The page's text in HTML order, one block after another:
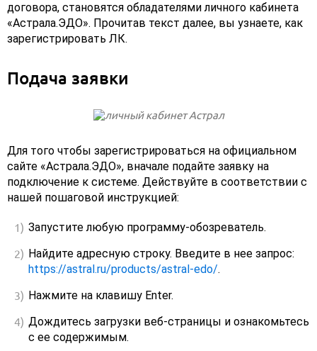
договора, становятся обладателями личного кабинета
«Астрала.ЭДО». Прочитав текст далее, вы узнаете, как
зарегистрировать ЛК.
Подача заявки
Для того чтобы зарегистрироваться на официальном
сайте «Астрала.ЭДО», вначале подайте заявку на
подключение к системе. Действуйте в соответствии с
нашей пошаговой инструкцией:
Запустите любую программу-обозреватель.
Найдите адресную строку. Введите в нее запрос:
https://astral.ru/products/astral-edo/.
Нажмите на клавишу Enter.
Дождитесь загрузки веб-страницы и ознакомьтесь
с ее содержимым.